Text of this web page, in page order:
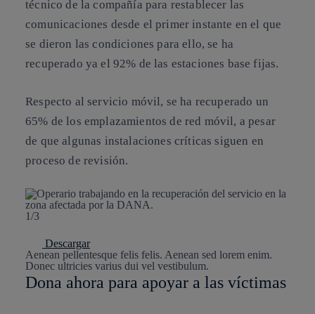
técnico de la compañía para restablecer las
comunicaciones desde el primer instante en el que
se dieron las condiciones para ello, se ha
recuperado ya el 92% de las estaciones base fijas.
Respecto al servicio móvil, se ha recuperado un
65% de los emplazamientos de red móvil, a pesar
de que algunas instalaciones críticas siguen en
proceso de revisión.
1/3
Descargar
Aenean pellentesque felis felis. Aenean sed lorem enim.
Donec ultricies varius dui vel vestibulum.
Dona ahora para apoyar a las víctimas